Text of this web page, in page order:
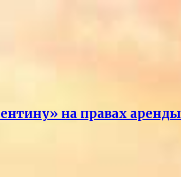
на правах аренды